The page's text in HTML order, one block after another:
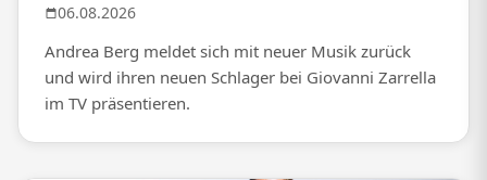
06.08.2026
Andrea Berg meldet sich mit neuer Musik zurück
und wird ihren neuen Schlager bei Giovanni Zarrella
im TV präsentieren.